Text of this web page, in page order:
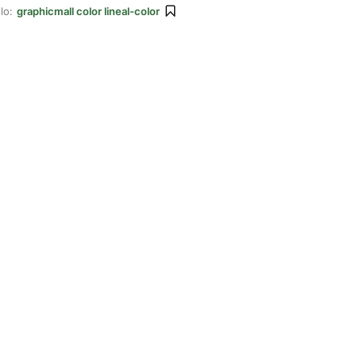
graphicmall color lineal-color